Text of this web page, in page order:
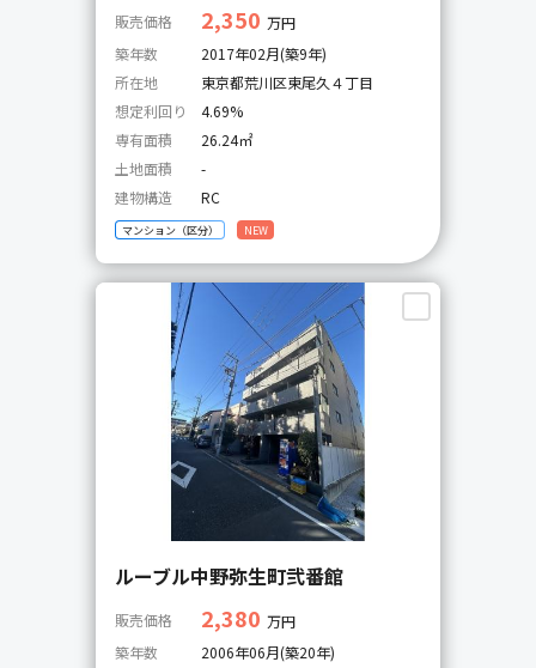
販売価格 2,350 万円
築年数
2017年02月(築9年)
所在地
東京都荒川区東尾久４丁目
想定利回り
4.69%
専有面積
26.24㎡
土地面積
-
建物構造
RC
マンション（区分） NEW
ルーブル中野弥生町弐番館
販売価格 2,380 万円
築年数
2006年06月(築20年)